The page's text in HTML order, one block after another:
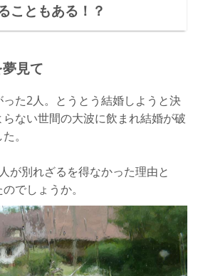
みる
それぞれ！
こともある！？
見て
た2人。とうとう結婚しようと決
ない世間の大波に飲まれ結婚が破
。
が別れざるを得なかった理由と
でしょうか。